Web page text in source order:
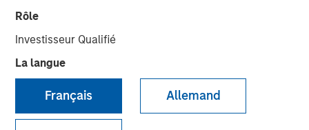
Rôle
Investisseur Qualifié
La langue
Français Allemand
CONSILIENT OBSERVER
Cost of Capital